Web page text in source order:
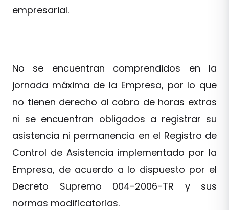
empresarial.
No se encuentran comprendidos en la
jornada máxima de la Empresa, por lo que
no tienen derecho al cobro de horas extras
ni se encuentran obligados a registrar su
asistencia ni permanencia en el Registro de
Control de Asistencia implementado por la
Empresa, de acuerdo a lo dispuesto por el
Decreto Supremo 004-2006-TR y sus
normas modificatorias.